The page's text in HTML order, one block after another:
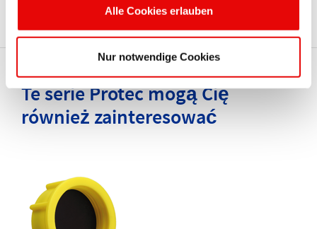
Alle Cookies erlauben
Nur notwendige Cookies
Te serie Protec mogą Cię
również zainteresować